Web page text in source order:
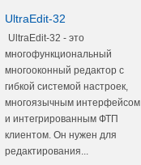
UltraEdit-32
UltraEdit-32 - это
многофункциональный
многооконный редактор с
гибкой системой настроек,
многоязычным интерфейсом
и интегрированным ФТП
клиентом. Он нужен для
редактирования...